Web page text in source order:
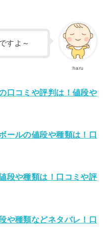
haru
すよ～
口コミや評判は！値段や
ールの値段や種類は！口
段や種類は！口コミや評
や種類などネタバレ！口